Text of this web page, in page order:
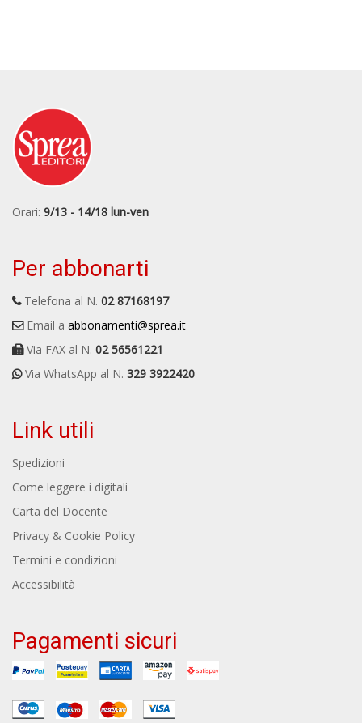
Orari: 9/13 - 14/18 lun-ven
Per abbonarti
Telefona al N. 02 87168197
Email a abbonamenti@sprea.it
Via FAX al N. 02 56561221
Via WhatsApp al N. 329 3922420
Link utili
Spedizioni
Come leggere i digitali
Carta del Docente
Privacy & Cookie Policy
Termini e condizioni
Accessibilità
Pagamenti sicuri